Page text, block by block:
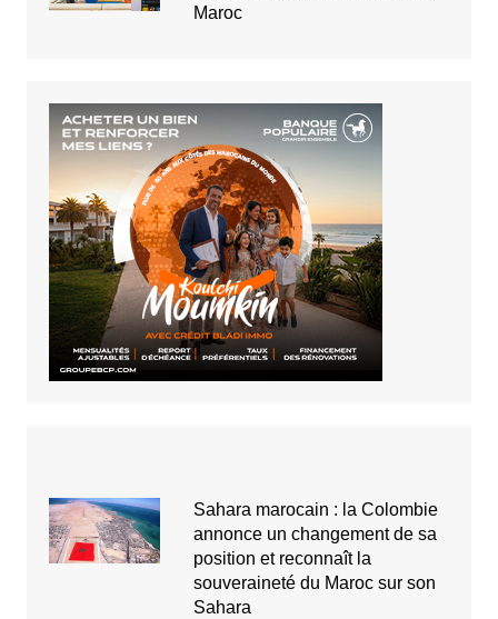
Maroc
Sahara marocain : la Colombie
annonce un changement de sa
position et reconnaît la
souveraineté du Maroc sur son
Sahara